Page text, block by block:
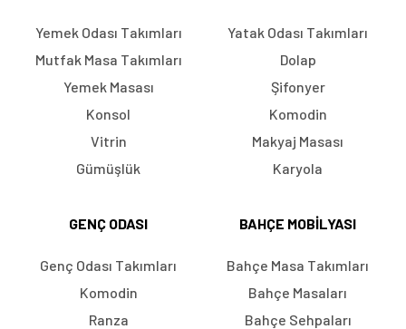
Yemek Odası Takımları
Mutfak Masa Takımları
Yemek Masası
Konsol
Vitrin
Gümüşlük
Yatak Odası Takımları
Dolap
Şifonyer
Komodin
Makyaj Masası
Karyola
GENÇ ODASI
Genç Odası Takımları
Komodin
Ranza
BAHÇE MOBILYASI
Bahçe Masa Takımları
Bahçe Masaları
Bahçe Sehpaları